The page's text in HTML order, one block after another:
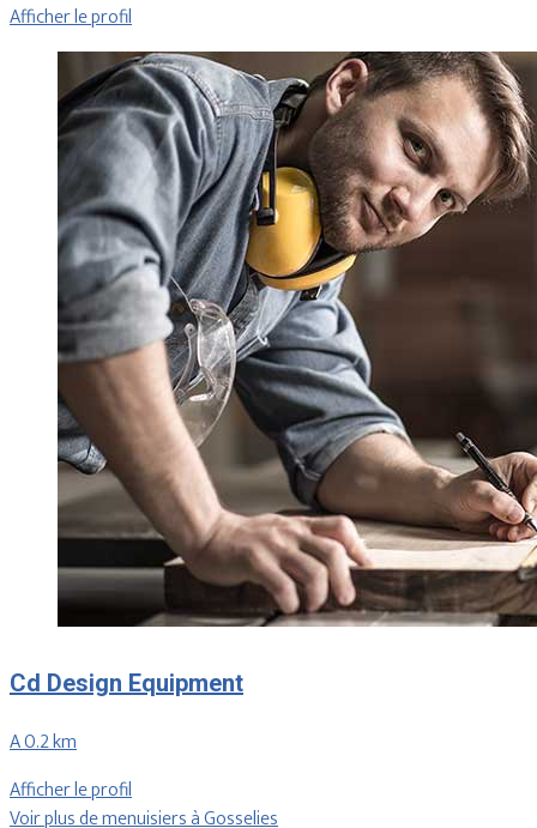
Afficher le profil
Cd Design Equipment
A 0.2 km
Afficher le profil
Voir plus de menuisiers à Gosselies